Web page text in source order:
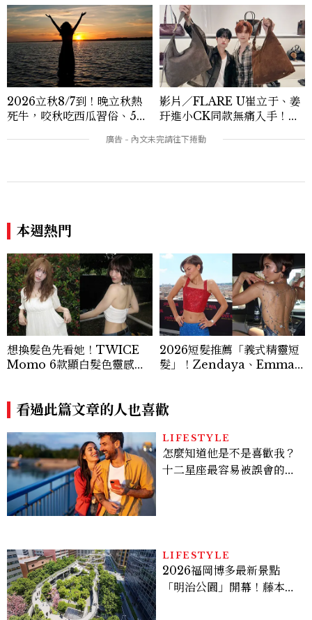
度的內容。 《Marie Claire》始終以敏銳
視角與編輯直覺，引領讀者探索女性多元面
貌與生活品味風格的無限可能。
2026立秋8/7到！晚立秋熱
死牛，咬秋吃西瓜習俗、5大
影片／FLARE U崔立于、姜
玗進小CK同款無痛入手！身
H大包好燒
本週熱門
想換髮色先看她！TWICE
Momo 6款顯白髮色靈感推
2026短髮推薦「義式精靈短
髮」！Zendaya、Emma
看過此篇文章的人也喜歡
LIFESTYLE
怎麼知道他是不是喜歡我？
十二星座最容易被誤會的感
LIFESTYLE
2026福岡博多最新景點
「明治公園」開幕！藤本壯